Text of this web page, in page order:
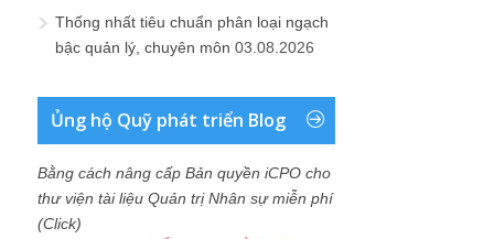
Thống nhất tiêu chuẩn phân loại ngạch
bậc quản lý, chuyên môn 03.08.2026
Ủng hộ Quỹ phát triển Blog
Bằng cách nâng cấp Bản quyền iCPO cho
thư viện tài liệu Quản trị Nhân sự miễn phí
(Click)